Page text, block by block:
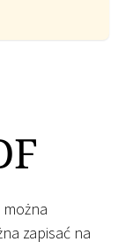
zapisać na